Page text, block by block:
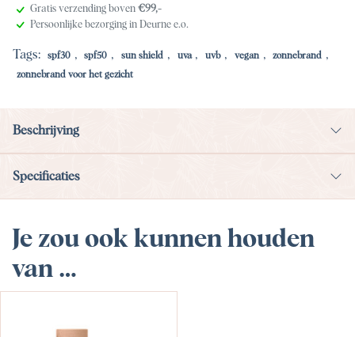
Gratis verzending boven€99,-
Persoonlijke bezorging in Deurne e.o.
Tags: spf30 , spf50 , sun shield , uva , uvb , vegan , zonnebrand ,
zonnebrand voor het gezicht
Beschrijving
Specificaties
Je zou ook kunnen houden
van …